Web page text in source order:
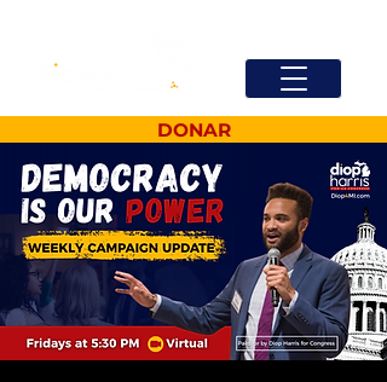
DONAR